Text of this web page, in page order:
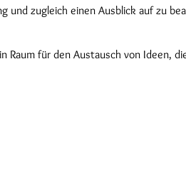
und zugleich einen Ausblick auf zu
für den Austausch von Ideen,